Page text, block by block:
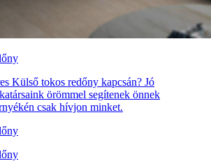
Külső tokos redőny kapcsán? Jó
örömmel segítenek önnek
csak hívjon minket.